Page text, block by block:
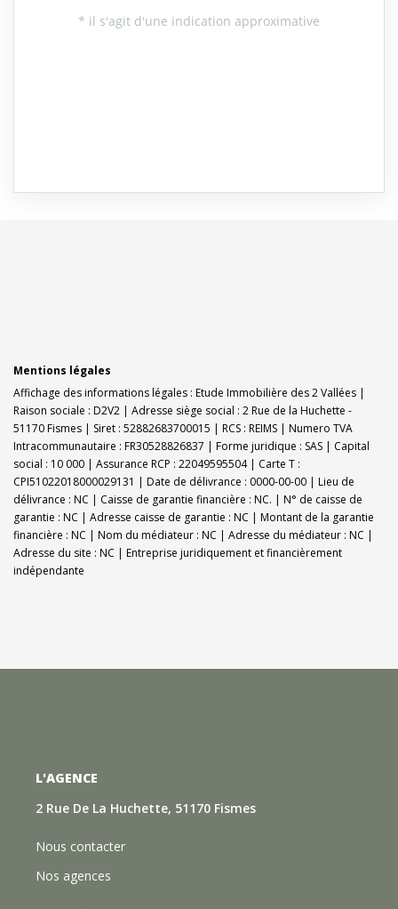
Mentions légales
Affichage des informations légales : Etude Immobilière des 2 Vallées |
Raison sociale : D2V2 | Adresse siège social : 2 Rue de la Huchette -
51170 Fismes | Siret : 52882683700015 | RCS : REIMS | Numero TVA
Intracommunautaire : FR30528826837 | Forme juridique : SAS | Capital
social : 10 000 | Assurance RCP : 22049595504 | Carte T :
CPI51022018000029131 | Date de délivrance : 0000-00-00 | Lieu de
délivrance : NC | Caisse de garantie financière : NC. | N° de caisse de
garantie : NC | Adresse caisse de garantie : NC | Montant de la garantie
financière : NC | Nom du médiateur : NC | Adresse du médiateur : NC |
Adresse du site : NC | Entreprise juridiquement et financièrement
indépendante
L'AGENCE
2 Rue De La Huchette, 51170 Fismes
Nous contacter
Nos agences